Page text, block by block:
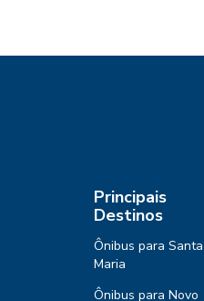
Principais
Destinos
Ônibus para Santa
Maria
Ônibus para Novo